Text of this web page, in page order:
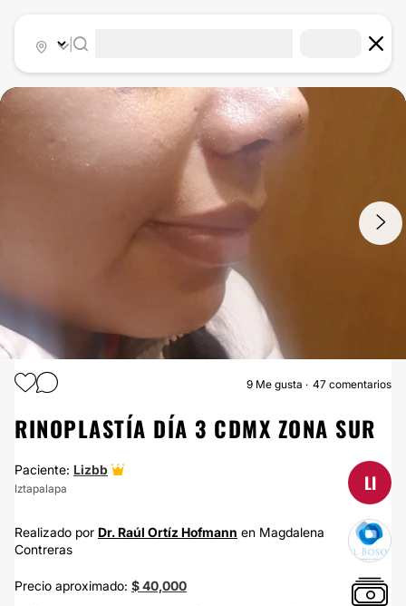
RINOPLASTIA
9 Me gusta 47 comentarios
RINOPLASTÍA DÍA 3 CDMX ZONA SUR
Paciente: Lizbb
Iztapalapa LI
Realizado por Dr. Raúl Ortíz Hofmann en Magdalena
Contreras
Precio aproximado: $ 40,000